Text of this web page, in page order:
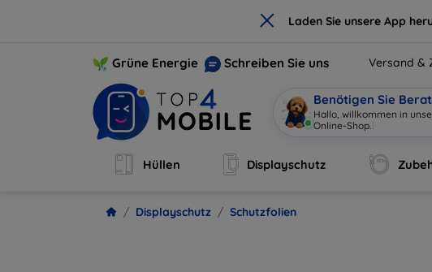
× Laden Sie unsere App
Grüne Energie Schreiben Sie uns Versand &
Benötigen Sie
Hallo, willkommen in
Online-Shop.
Hüllen Displayschutz
Displayschutz Schutzfolien